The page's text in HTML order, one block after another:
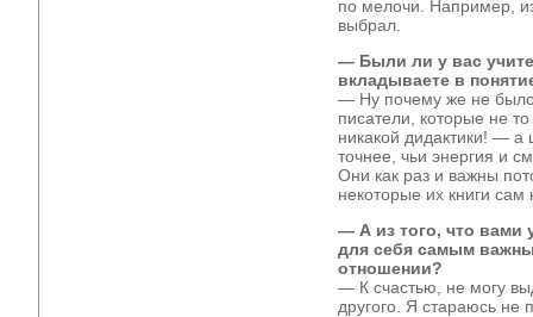
по мелочи. Например,
выбрал.
— Были ли у вас
вкладываете в
— Ну почему же не
писатели, которые не
никакой дидактики! — а
точнее, чьи энергия и
Они как раз и важны
некоторые их книги сам
— А из того, что вами
для себя самым
отношении?
— К счастью, не могу
другого. Я стараюсь не